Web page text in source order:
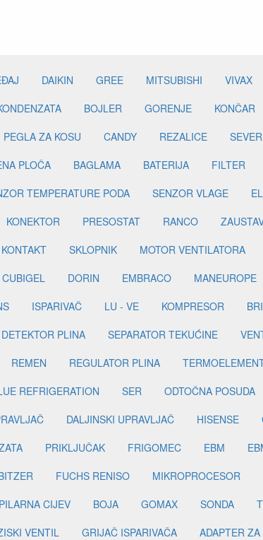
DAIKIN GREE MITSUBISHI VIVAX
BOJLER GORENJE KONČAR
PEGLA ZA KOSU CANDY REZALICE
PLOČA BAGLAMA BATERIJA FILTER
TEMPERATURE PODA SENZOR VLAGE
KONEKTOR PRESOSTAT RANCO
SKLOPNIK MOTOR VENTILATORA
DORIN EMBRACO MANEUROPE
ISPARIVAČ LU - VE KOMPRESOR
DETEKTOR PLINA SEPARATOR TEKUĆINE
REMEN REGULATOR PLINA
REFRIGERATION SER ODTOČNA POSUDA
DALJINSKI UPRAVLJAČ HISENSE
PRIKLJUČAK FRIGOMEC EBM
FUCHS RENISO MIKROPROCESOR
CIJEV BOJA GOMAX SONDA
VENTIL GRIJAČ ISPARIVAČA ADAPTER